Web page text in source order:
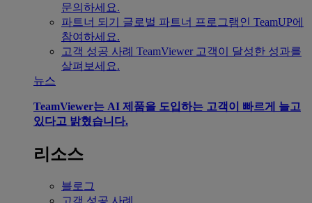
문의하세요.
파트너 되기
글로벌 파트너 프로그램인 TeamUP에
참여하세요.
고객 성공 사례 TeamViewer 고객이 달성한 성과를
살펴보세요.
뉴스
TeamViewer는 AI 제품을 도입하는 고객이 빠르게 늘고
있다고 밝혔습니다.
리소스
블로그
고객 성공 사례